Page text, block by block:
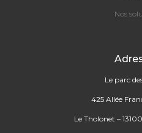
Nos
Le parc
425 Allée
Le Tholonet –